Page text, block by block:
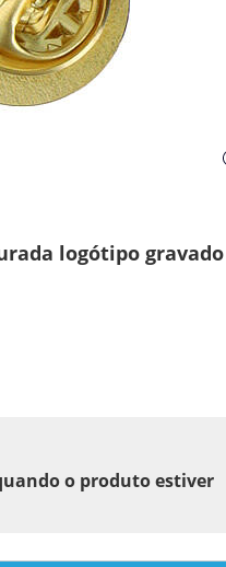
logótipo gravado
o produto estiver